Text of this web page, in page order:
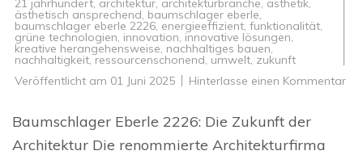
21 jahrhundert, architektur, architekturbranche, ästhetik,
ästhetisch ansprechend, baumschlager eberle,
baumschlager eberle 2226, energieeffizient, funktionalität,
grüne technologien, innovation, innovative lösungen,
kreative herangehensweise, nachhaltiges bauen,
nachhaltigkeit, ressourcenschonend, umwelt, zukunft
Veröffentlicht am 01 Juni 2025 Hinterlasse einen Kommentarzu
Baumschlager Eberle 2226: Die Zukunft der
Architektur Die renommierte Architekturfirma